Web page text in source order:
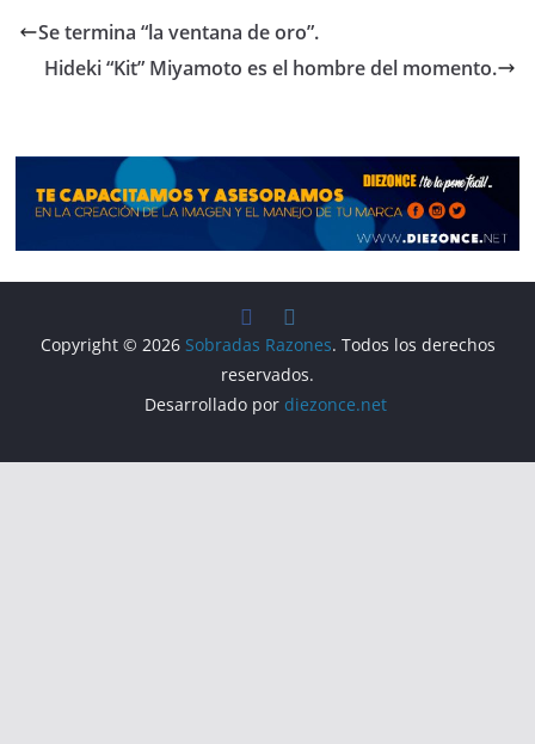
e
b
k
gr
a
s
A
p
ar
Se termina “la ventana de oro”.
Hideki “Kit” Miyamoto es el hombre del momento.
Copyright © 2026 Sobradas Razones. Todos los derechos
reservados.
Desarrollado por diezonce.net